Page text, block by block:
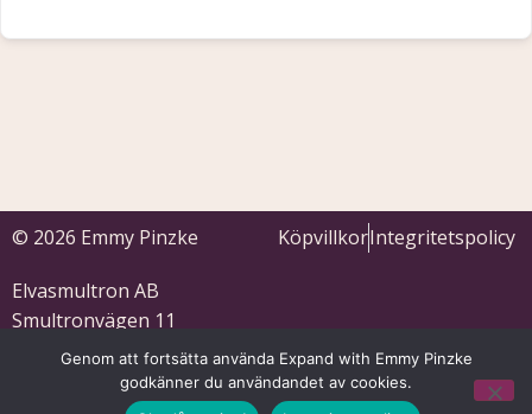
© 2026 Emmy Pinzke
Elvasmultron AB
Smultronvägen 11
633 53 Eskilstuna
559121-5701
KöpvillkorIntegritetspolicy
Genom att fortsätta använda Expand with Emmy Pinzke
godkänner du användandet av cookies.